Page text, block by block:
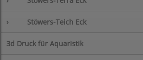
› Stöwers-Teich Eck
3d Druck für Aquaristik